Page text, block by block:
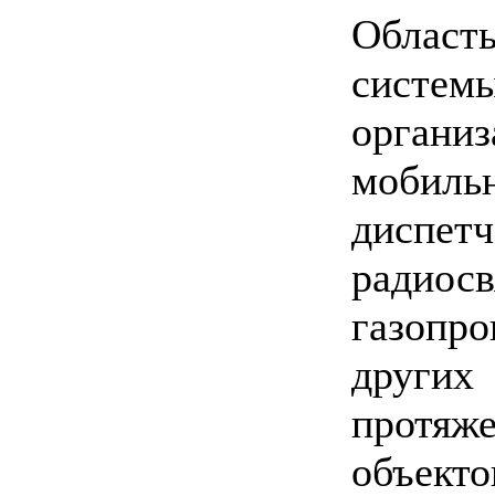
других